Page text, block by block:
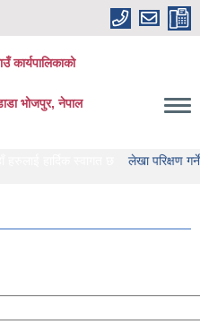
कार्यपालिकाको
भोजपुर, नेपाल
स्वागत छ लेखा परिक्षण गर्ने संस्था हरु